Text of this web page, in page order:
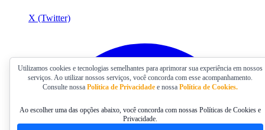
X (Twitter)
Utilizamos cookies e tecnologias semelhantes para aprimorar sua experiência em nossos
serviços. Ao utilizar nossos serviços, você concorda com esse acompanhamento.
Consulte nossa Política de Privacidade e nossa Política de Cookies.
Ao escolher uma das opções abaixo, você concorda com nossas Políticas de Cookies e
Privacidade.